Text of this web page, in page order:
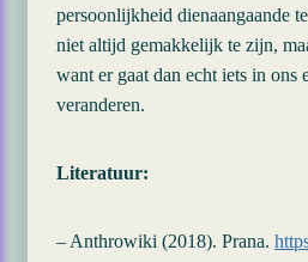
persoonlijkheid dienaangaande
niet altijd gemakkelijk te zijn,
want er gaat dan echt iets in ons
veranderen.
Literatuur:
– Anthrowiki (2018). Prana.